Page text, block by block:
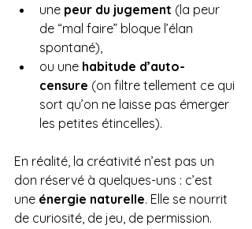
une peur du jugement (la peur
de “mal faire” bloque l’élan
spontané),
ou une habitude d’auto-
censure (on filtre tellement ce qui
sort qu’on ne laisse pas émerger
les petites étincelles).
En réalité, la créativité n’est pas un
don réservé à quelques-uns : c’est
une énergie naturelle. Elle se nourrit
de curiosité, de jeu, de permission.